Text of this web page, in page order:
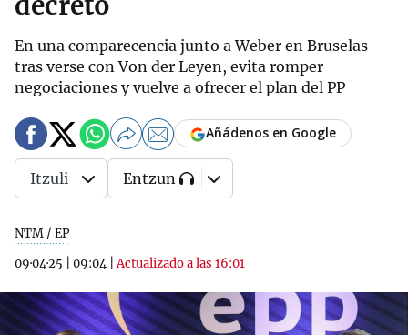
En una comparecencia junto a Weber en Bruselas
tras verse con Von der Leyen, evita romper
negociaciones y vuelve a ofrecer el plan del PP
NTM / EP
09·04·25
09:04 |Actualizado a las 16:01
Añádenos en Google
Itzuli Entzun